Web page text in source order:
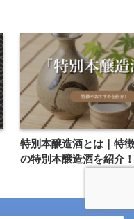
特別本醸造酒とは｜特
の特別本醸造酒を紹介！